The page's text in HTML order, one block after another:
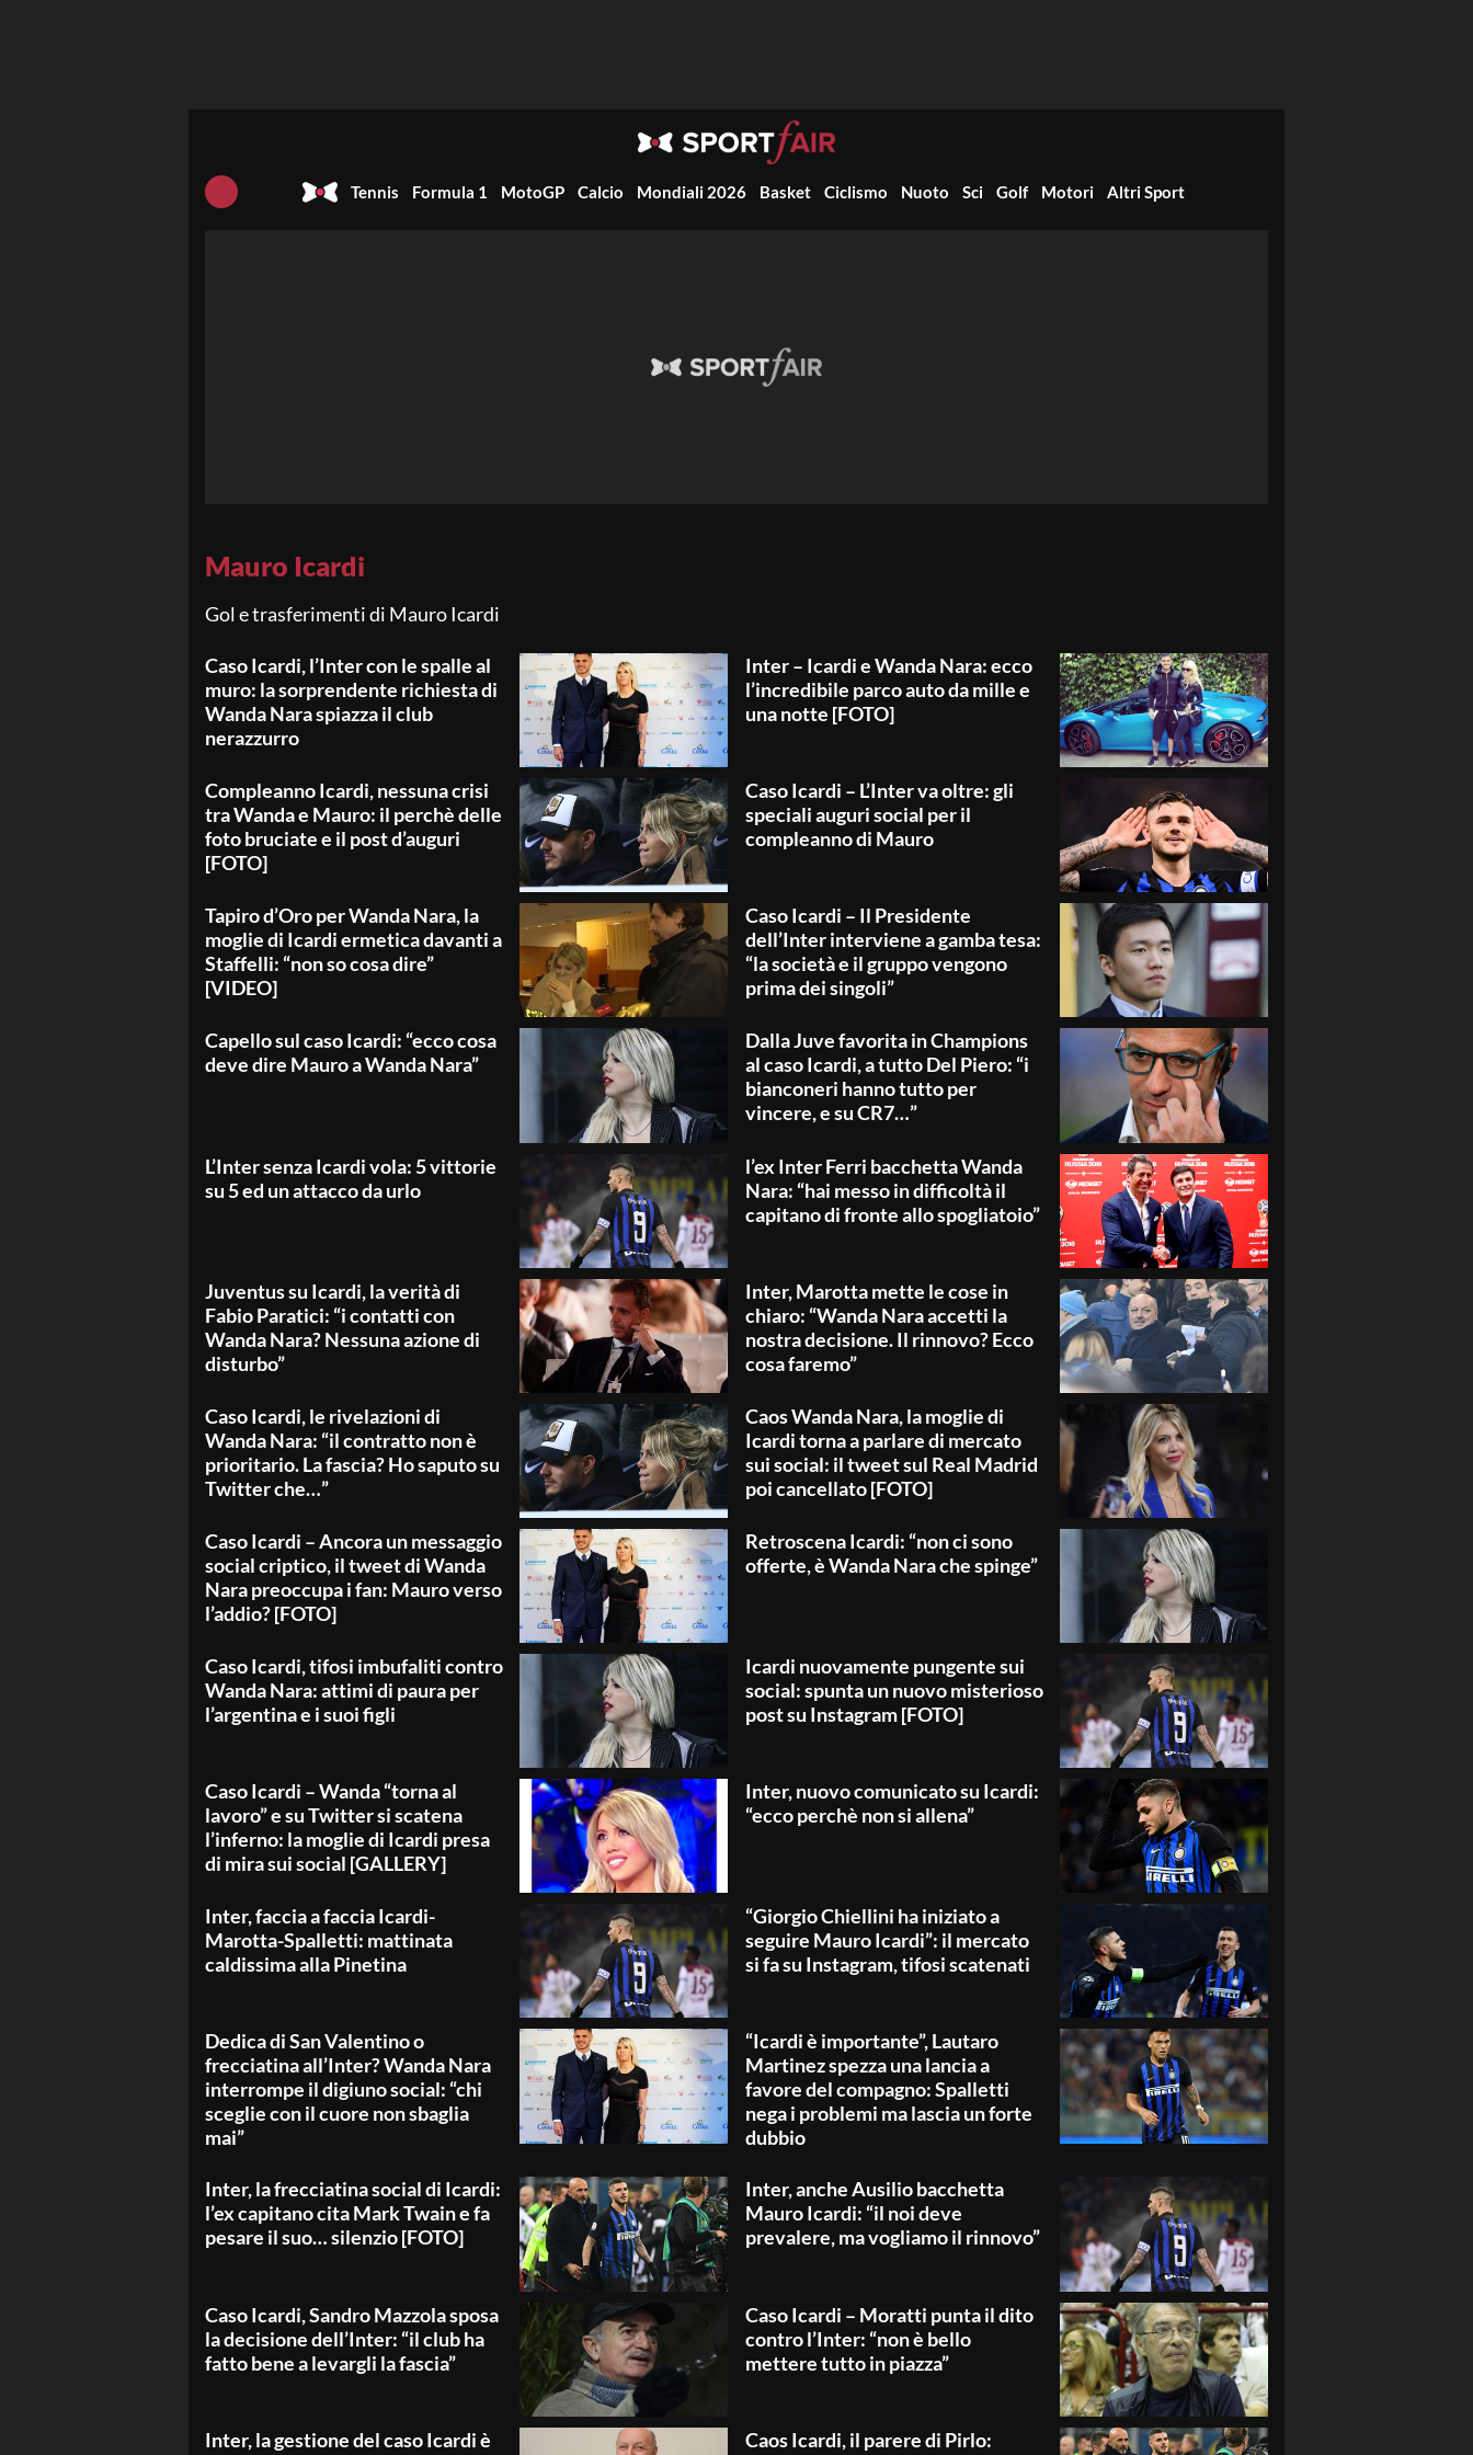
Tennis Formula 1 MotoGP Calcio Mondiali 2026 Basket Ciclismo Nuoto Sci Golf Motori Altri Sport
Mauro Icardi
Gol e trasferimenti di Mauro Icardi
Caso Icardi, l’Inter con le spalle al
muro: la sorprendente richiesta di
Wanda Nara spiazza il club
nerazzurro
Inter – Icardi e Wanda Nara: ecco
l’incredibile parco auto da mille e
una notte [FOTO]
Compleanno Icardi, nessuna crisi
tra Wanda e Mauro: il perchè delle
foto bruciate e il post d’auguri
[FOTO]
Caso Icardi – L’Inter va oltre: gli
speciali auguri social per il
compleanno di Mauro
Tapiro d’Oro per Wanda Nara, la
moglie di Icardi ermetica davanti a
Staffelli: “non so cosa dire”
[VIDEO]
Caso Icardi – Il Presidente
dell’Inter interviene a gamba tesa:
“la società e il gruppo vengono
prima dei singoli”
Capello sul caso Icardi: “ecco cosa
deve dire Mauro a Wanda Nara”
Dalla Juve favorita in Champions
al caso Icardi, a tutto Del Piero: “i
bianconeri hanno tutto per
vincere, e su CR7…”
L’Inter senza Icardi vola: 5 vittorie
su 5 ed un attacco da urlo
l’ex Inter Ferri bacchetta Wanda
Nara: “hai messo in difficoltà il
capitano di fronte allo spogliatoio”
Juventus su Icardi, la verità di
Fabio Paratici: “i contatti con
Wanda Nara? Nessuna azione di
disturbo”
Inter, Marotta mette le cose in
chiaro: “Wanda Nara accetti la
nostra decisione. Il rinnovo? Ecco
cosa faremo”
Caso Icardi, le rivelazioni di
Wanda Nara: “il contratto non è
prioritario. La fascia? Ho saputo su
Twitter che…”
Caos Wanda Nara, la moglie di
Icardi torna a parlare di mercato
sui social: il tweet sul Real Madrid
poi cancellato [FOTO]
Caso Icardi – Ancora un messaggio
social criptico, il tweet di Wanda
Nara preoccupa i fan: Mauro verso
l’addio? [FOTO]
Retroscena Icardi: “non ci sono
offerte, è Wanda Nara che spinge”
Caso Icardi, tifosi imbufaliti contro
Wanda Nara: attimi di paura per
l’argentina e i suoi figli
Icardi nuovamente pungente sui
social: spunta un nuovo misterioso
post su Instagram [FOTO]
Caso Icardi – Wanda “torna al
lavoro” e su Twitter si scatena
l’inferno: la moglie di Icardi presa
di mira sui social [GALLERY]
Inter, nuovo comunicato su Icardi:
“ecco perchè non si allena”
Inter, faccia a faccia Icardi-
Marotta-Spalletti: mattinata
caldissima alla Pinetina
“Giorgio Chiellini ha iniziato a
seguire Mauro Icardi”: il mercato
si fa su Instagram, tifosi scatenati
Dedica di San Valentino o
frecciatina all’Inter? Wanda Nara
interrompe il digiuno social: “chi
sceglie con il cuore non sbaglia
mai”
“Icardi è importante”, Lautaro
Martinez spezza una lancia a
favore del compagno: Spalletti
nega i problemi ma lascia un forte
dubbio
Inter, la frecciatina social di Icardi:
l’ex capitano cita Mark Twain e fa
pesare il suo… silenzio [FOTO]
Inter, anche Ausilio bacchetta
Mauro Icardi: “il noi deve
prevalere, ma vogliamo il rinnovo”
Caso Icardi, Sandro Mazzola sposa
la decisione dell’Inter: “il club ha
fatto bene a levargli la fascia”
Caso Icardi – Moratti punta il dito
contro l’Inter: “non è bello
mettere tutto in piazza”
Inter, la gestione del caso Icardi è
Caos Icardi, il parere di Pirlo: